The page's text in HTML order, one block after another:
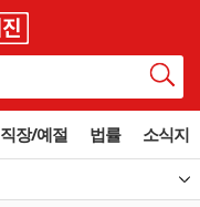
직장/예절 법률 소식지